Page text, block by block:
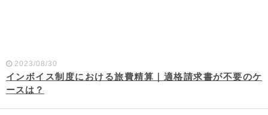
2023/08/30
インボイス制度における旅費精算｜適格請求書が不要のケ
ースは？